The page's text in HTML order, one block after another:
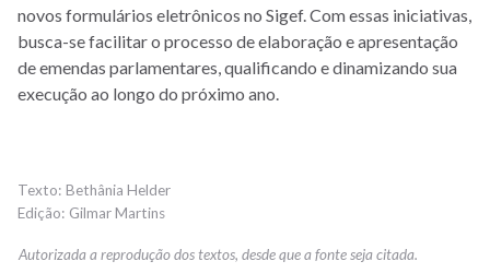
novos formulários eletrônicos no Sigef. Com essas iniciativas,
busca-se facilitar o processo de elaboração e apresentação
de emendas parlamentares, qualificando e dinamizando sua
execução ao longo do próximo ano.
Bethânia Helder
Gilmar Martins